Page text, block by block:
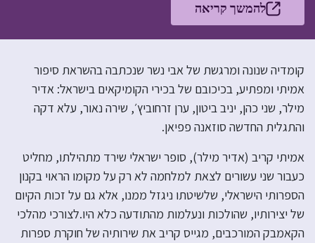
להמשך קריאה
קומדיה שנונה ומרגשת של אבי נשר שנכתבה בהשראת סיפור
אמיתי ומפתיע, בכיכובם של בכירי הקומיקאים בישראל: אדיר
מילר, שני כהן, יניב ביטון, ערן זרחוביץ׳, שירה נאור, עלא דקה
והתגלית החדשה סוזאנה פפיאן.
אמיתי קריב (אדיר מילר), סופר ישראלי שירד מתהילתו, מחליט
כעבור שני עשורים לצאת למלחמה לא רק על מקומו הראוי בקנון
הספרותי הישראלי, שלשיטתו ניגזל ממנו, אלא גם על זכות הקיום
של יצירותיו, שהולכות ונעלמות מהתודעה כלא היו.לצורכי מהלכי
הקאמבק המורכבים, מגייס קריב את שירותיה של חוקרת ספרות